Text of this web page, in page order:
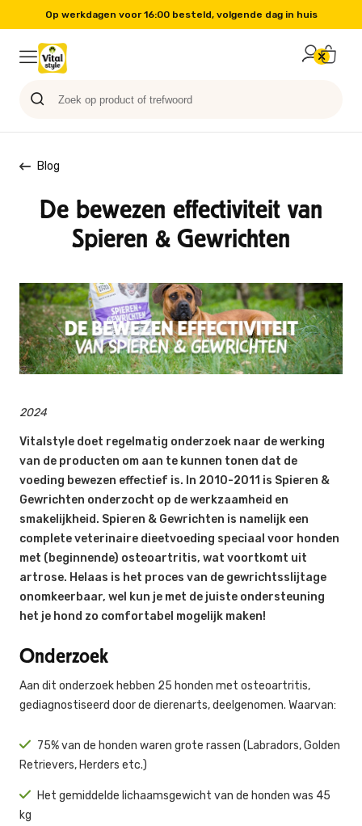
Binnen 14 dagen gratis retourneren
Blog
De bewezen effectiviteit van
Spieren & Gewrichten
2024
Vitalstyle doet regelmatig onderzoek naar de werking
van de producten om aan te kunnen tonen dat de
voeding bewezen effectief is. In 2010-2011 is Spieren &
Gewrichten onderzocht op de werkzaamheid en
smakelijkheid. Spieren & Gewrichten is namelijk een
complete veterinaire dieetvoeding speciaal voor honden
met (beginnende) osteoartritis, wat voortkomt uit
artrose. Helaas is het proces van de gewrichtsslijtage
onomkeerbaar, wel kun je met de juiste ondersteuning
het je hond zo comfortabel mogelijk maken!
Onderzoek
Aan dit onderzoek hebben 25 honden met osteoartritis,
gediagnostiseerd door de dierenarts, deelgenomen. Waarvan:
75% van de honden waren grote rassen (Labradors, Golden
Retrievers, Herders etc.)
Het gemiddelde lichaamsgewicht van de honden was 45
kg